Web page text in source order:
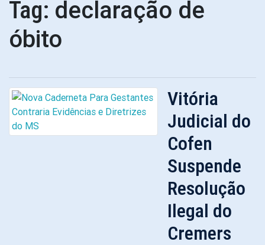
Tag: declaração de
óbito
Vitória
Judicial do
Cofen
Suspende
Resolução
Ilegal do
Cremers